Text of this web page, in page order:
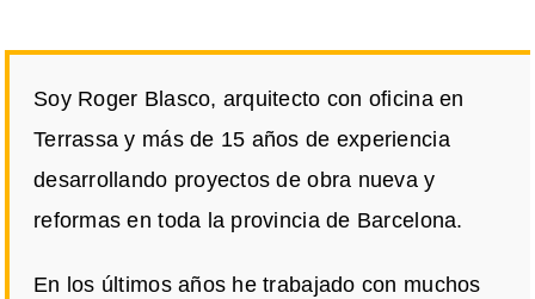
Soy Roger Blasco, arquitecto con oficina en
Terrassa y más de 15 años de experiencia
desarrollando proyectos de obra nueva y
reformas en toda la provincia de Barcelona.
En los últimos años he trabajado con muchos